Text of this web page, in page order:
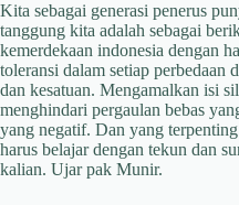
Kita sebagai generasi penerus
tanggung kita adalah sebagai
kemerdekaan indonesia dengan
toleransi dalam setiap perbedaan
dan kesatuan. Mengamalkan isi
menghindari pergaulan bebas
yang negatif. Dan yang
harus belajar dengan tekun dan
kalian. Ujar pak Munir.